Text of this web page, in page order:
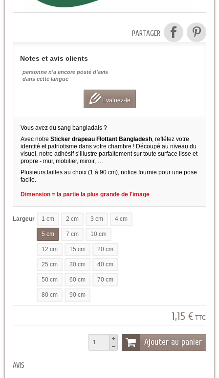
PARTAGER
Notes et avis clients
personne n'a encore posté d'avis
dans cette langue
Evaluez-le
Vous avez du sang bangladais ?
Avec notre Sticker drapeau Flottant Bangladesh, reflétez votre
identité et patriotisme dans votre chambre ! Découpé au niveau du
visuel, notre adhésif s’illustre parfaitement sur toute surface lisse et
propre - mur, mobilier, miroir, …
Plusieurs tailles au choix (1 à 90 cm), notice fournie pour une pose
facile.
Dimension = la partie la plus grande de l'image
Largeur 1 cm 2 cm 3 cm 4 cm
5 cm 7 cm 10 cm
12 cm 15 cm 20 cm
25 cm 30 cm 40 cm
50 cm 60 cm 70 cm
80 cm 90 cm
1,15 € TTC
Ajouter au panier
AVIS